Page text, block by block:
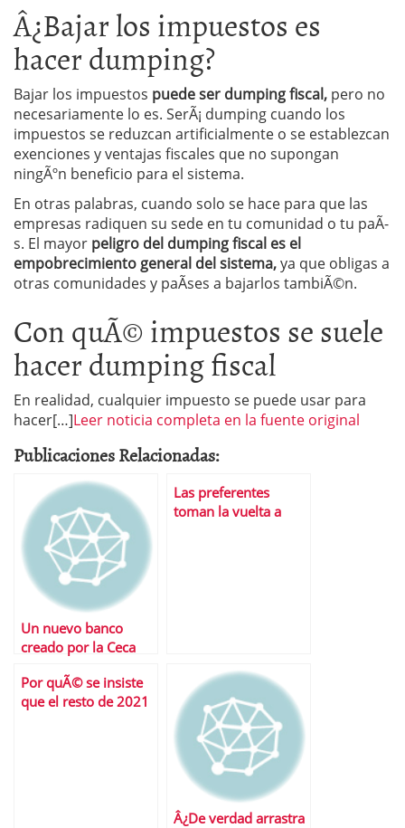
Â¿Bajar los impuestos es
hacer dumping?
Bajar los impuestos puede ser dumping fiscal, pero no
necesariamente lo es. SerÃ¡ dumping cuando los
impuestos se reduzcan artificialmente o se establezcan
exenciones y ventajas fiscales que no supongan
ningÃºn beneficio para el sistema.
En otras palabras, cuando solo se hace para que las
empresas radiquen su sede en tu comunidad o tu paÃ­
s. El mayor peligro del dumping fiscal es el
empobrecimiento general del sistema,ya que obligas a
otras comunidades y paÃ­ses a bajarlos tambiÃ©n.
Con quÃ© impuestos se suele
hacer dumping fiscal
En realidad, cualquier impuesto se puede usar para
hacer[…]Leer noticia completa en la fuente original
Publicaciones Relacionadas:
Un nuevo banco
creado por la Ceca
Las preferentes
toman la vuelta a
Por quÃ© se insiste
que el resto de 2021
Â¿De verdad arrastra